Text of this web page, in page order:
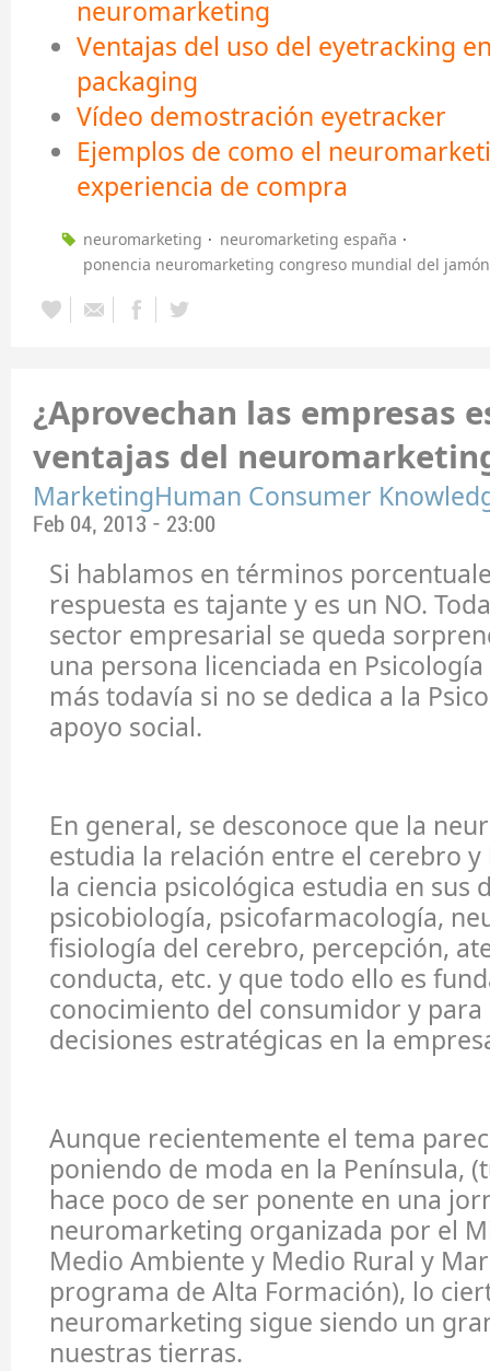
neuromarketing
Ventajas del uso del eyetracking
packaging
Vídeo demostración eyetracker
Ejemplos de como el
experiencia de compra
neuromarketing
neuromarketing españa
ponencia neuromarketing congreso mundial del jamón
¿Aprovechan las empresas
ventajas del
MarketingHuman Consumer
Feb 04, 2013 - 23:00
Si hablamos en términos
respuesta es tajante y es un NO.
sector empresarial se queda
una persona licenciada en
más todavía si no se dedica a la
apoyo social.
En general, se desconoce que la
estudia la relación entre el cerebro
la ciencia psicológica estudia en sus
psicobiología, psicofarmacología,
fisiología del cerebro, percepción,
conducta, etc. y que todo ello es
conocimiento del consumidor y
decisiones estratégicas en la
Aunque recientemente el tema
poniendo de moda en la Península,
hace poco de ser ponente en una
neuromarketing organizada por el
Medio Ambiente y Medio Rural y
programa de Alta Formación), lo
neuromarketing sigue siendo un
nuestras tierras.